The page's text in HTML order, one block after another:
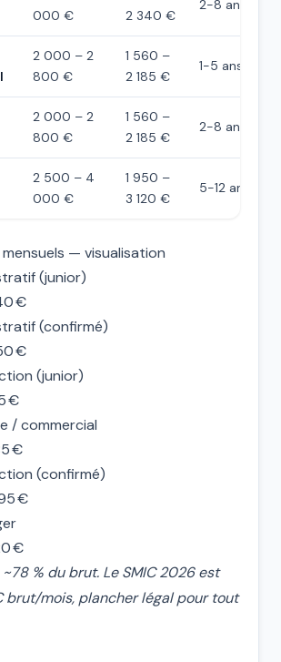
000 €
2 340 €
2-8 ans
2 000 – 2
800 €
1 560 –
2 185 €
1-5 ans
2 000 – 2
800 €
1 560 –
2 185 €
2-8 ans
2 500 – 4
000 €
1 950 –
3 120 €
5-12 ans
— visualisation
(junior)
€
(confirmé)
€
(junior)
€
/ commercial
€
(confirmé)
€
€
% du brut. Le SMIC 2026 est
brut/mois, plancher légal pour tout